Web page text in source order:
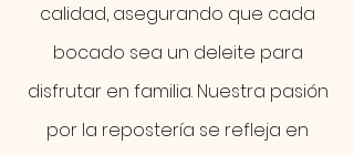
calidad, asegurando que cada
bocado sea un deleite para
disfrutar en familia. Nuestra pasión
por la repostería se refleja en